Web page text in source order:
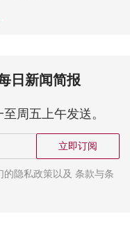
日新闻简报
周五上午发送。
立即订阅
隐私政策以及 条款与条